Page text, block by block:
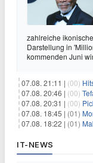
zahlreiche
Darstellung in
kommenden Juni
07.08. 21:11 | (00)
07.08. 20:46 | (00)
07.08. 20:31 | (00)
07.08. 18:45 | (01)
07.08. 18:22 | (01)
IT-NEWS